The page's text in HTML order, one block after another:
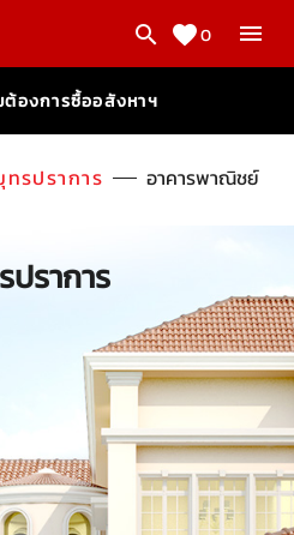
0
ต้องการซื้ออสังหาฯ
รปราการ อาคารพาณิชย์
ปราการ